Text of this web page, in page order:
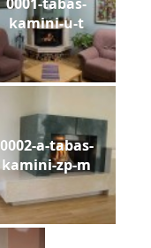
kamini-u-t
0002-a-tabas-
kamini-zp-m